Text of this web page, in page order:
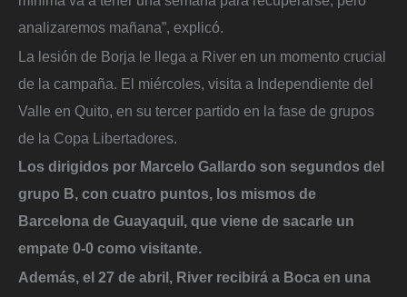
analizaremos mañana”, explicó.
La lesión de Borja le llega a River en un momento crucial
de la campaña. El miércoles, visita a Independiente del
Valle en Quito, en su tercer partido en la fase de grupos
de la Copa Libertadores.
Los dirigidos por Marcelo Gallardo son segundos del
grupo B, con cuatro puntos, los mismos de
Barcelona de Guayaquil, que viene de sacarle un
empate 0-0 como visitante.
Además, el 27 de abril, River recibirá a Boca en una